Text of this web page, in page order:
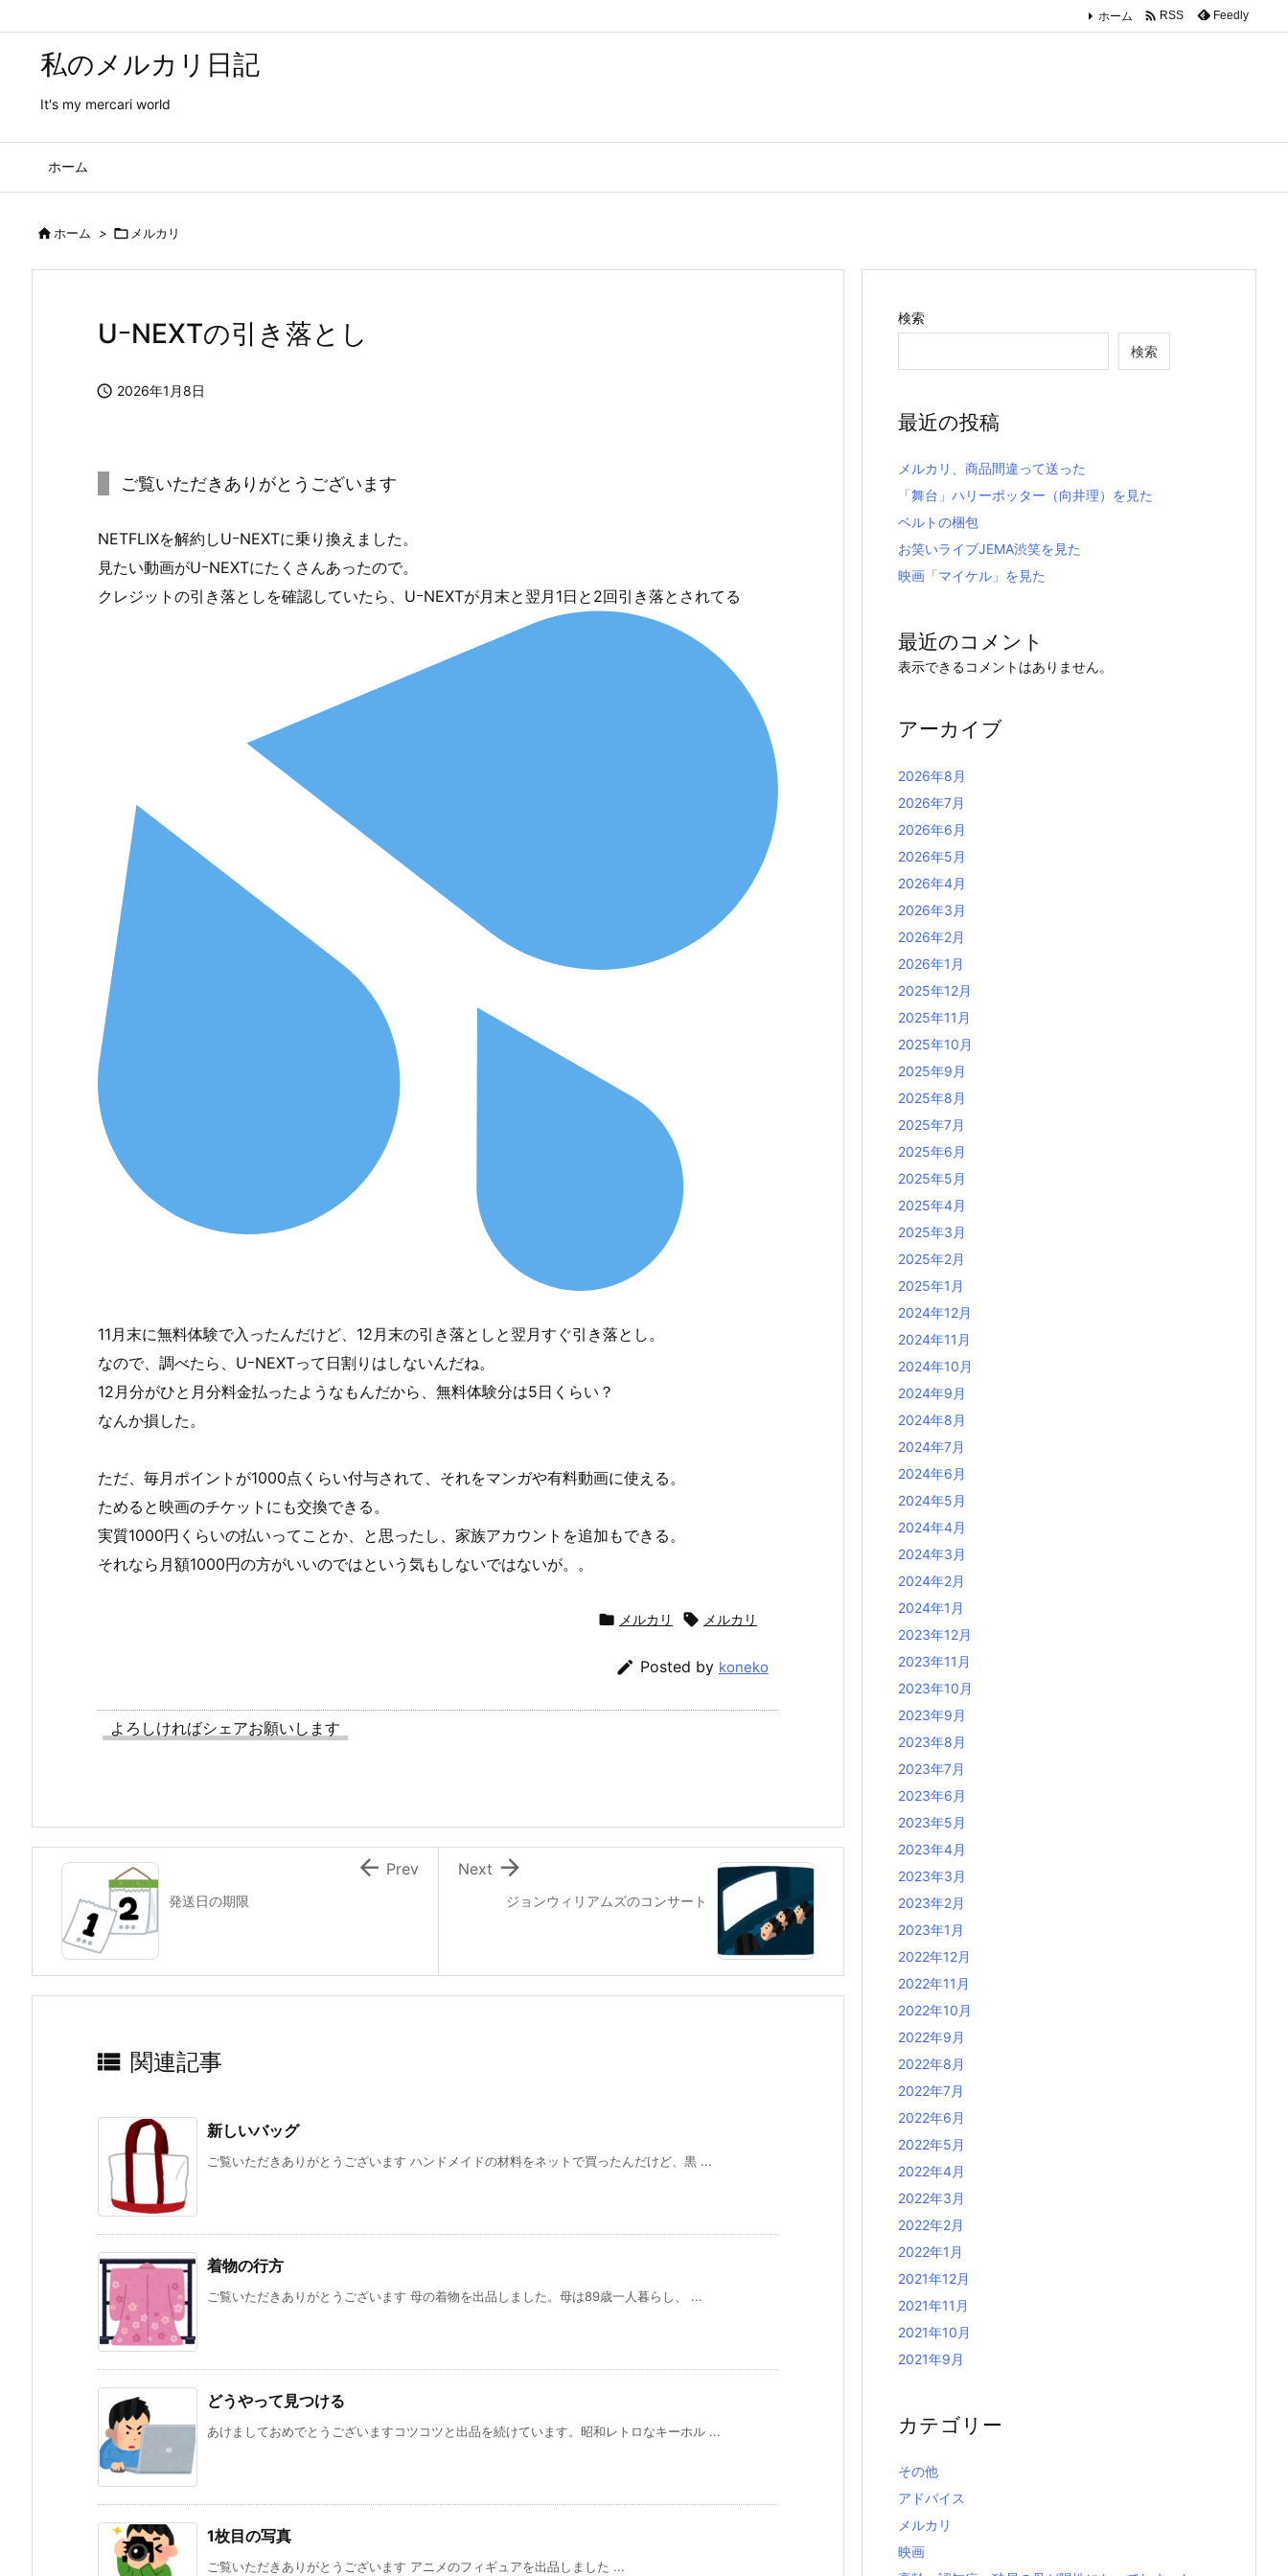
私のメルカリ日記
It's my mercari world
ホーム
ホーム  RSS Feedly
ホーム >  メルカリ
UｰNEXTの引き落とし
 2026年1月8日
ご覧いただきありがとうございます
NETFLIXを解約しUｰNEXTに乗り換えました。
見たい動画がUｰNEXTにたくさんあったので。
クレジットの引き落としを確認していたら、UｰNEXTが月末と翌月1日と2回引き落とされてる
11月末に無料体験で入ったんだけど、12月末の引き落としと翌月すぐ引き落とし。
なので、調べたら、UｰNEXTって日割りはしないんだね。
12月分がひと月分料金払ったようなもんだから、無料体験分は5日くらい？
なんか損した。
ただ、毎月ポイントが1000点くらい付与されて、それをマンガや有料動画に使える。
ためると映画のチケットにも交換できる。
実質1000円くらいの払いってことか、と思ったし、家族アカウントを追加もできる。
それなら月額1000円の方がいいのではという気もしないではないが。。
 メルカリ  メルカリ
 Posted by koneko
よろしければシェアお願いします
ジョンウィリアムズのコンサート

Next
発送日の期限
 Prev
 関連記事
新しいバッグ
ご覧いただきありがとうございます ハンドメイドの材料をネットで買ったんだけど、黒 ...
着物の行方
ご覧いただきありがとうございます 母の着物を出品しました。母は89歳一人暮らし、 ...
どうやって見つける
あけましておめでとうございますコツコツと出品を続けています。昭和レトロなキーホル ...
1枚目の写真
ご覧いただきありがとうございます アニメのフィギュアを出品しました ...
検索
検索
最近の投稿
メルカリ、商品間違って送った
「舞台」ハリーポッター（向井理）を見た
ベルトの梱包
お笑いライブJEMA渋笑を見た
映画「マイケル」を見た
最近のコメント
表示できるコメントはありません。
アーカイブ
2026年8月
2026年7月
2026年6月
2026年5月
2026年4月
2026年3月
2026年2月
2026年1月
2025年12月
2025年11月
2025年10月
2025年9月
2025年8月
2025年7月
2025年6月
2025年5月
2025年4月
2025年3月
2025年2月
2025年1月
2024年12月
2024年11月
2024年10月
2024年9月
2024年8月
2024年7月
2024年6月
2024年5月
2024年4月
2024年3月
2024年2月
2024年1月
2023年12月
2023年11月
2023年10月
2023年9月
2023年8月
2023年7月
2023年6月
2023年5月
2023年4月
2023年3月
2023年2月
2023年1月
2022年12月
2022年11月
2022年10月
2022年9月
2022年8月
2022年7月
2022年6月
2022年5月
2022年4月
2022年3月
2022年2月
2022年1月
2021年12月
2021年11月
2021年10月
2021年9月
カテゴリー
その他
アドバイス
メルカリ
映画